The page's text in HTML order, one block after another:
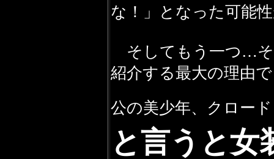
な！」となった可能
そしてもう一つ…そ
紹介する最大の理由
公の美少年、クロー
と言うと女